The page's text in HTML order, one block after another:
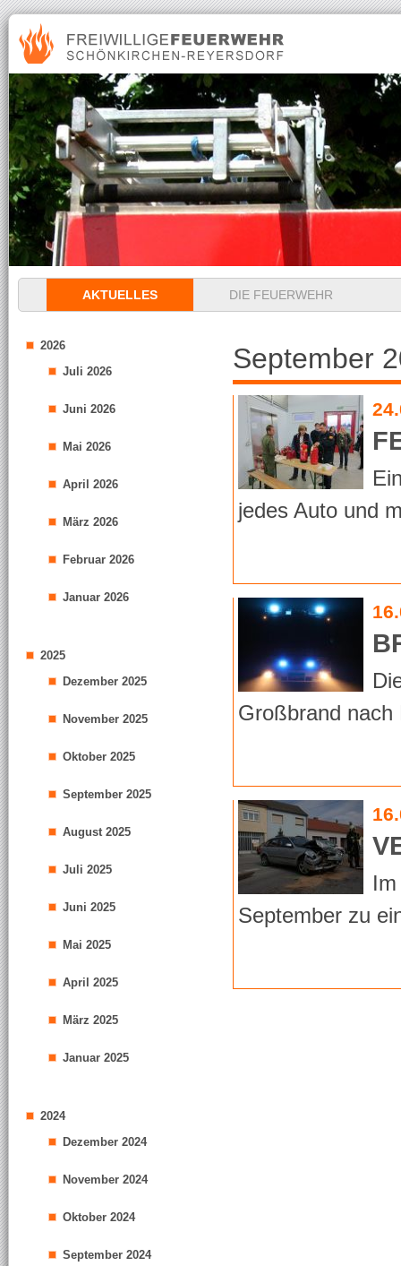
Navigation
überspringenAKTUELLES DIE FEUERWEHR
2026
Juli 2026
Juni 2026
Mai 2026
April 2026
März 2026
Februar 2026
Januar 2026
2025
Dezember 2025
November 2025
Oktober 2025
September 2025
August 2025
Juli 2025
Juni 2025
Mai 2025
April 2025
März 2025
Januar 2025
2024
Dezember 2024
November 2024
Oktober 2024
September 2024
September
jedes Auto und
Großbrand
September zu